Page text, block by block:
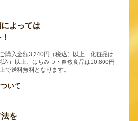
よっては
購入金額3,240円（税込）以上、化粧品は
込）以上、はちみつ・自然食品は10,800円
で送料無料となります。
いて
法を